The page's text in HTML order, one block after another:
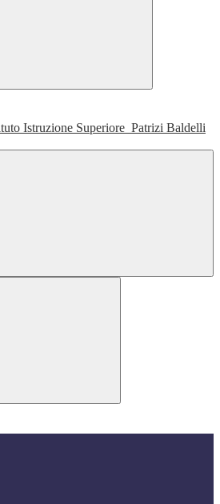
Istruzione Superiore Patrizi Baldelli